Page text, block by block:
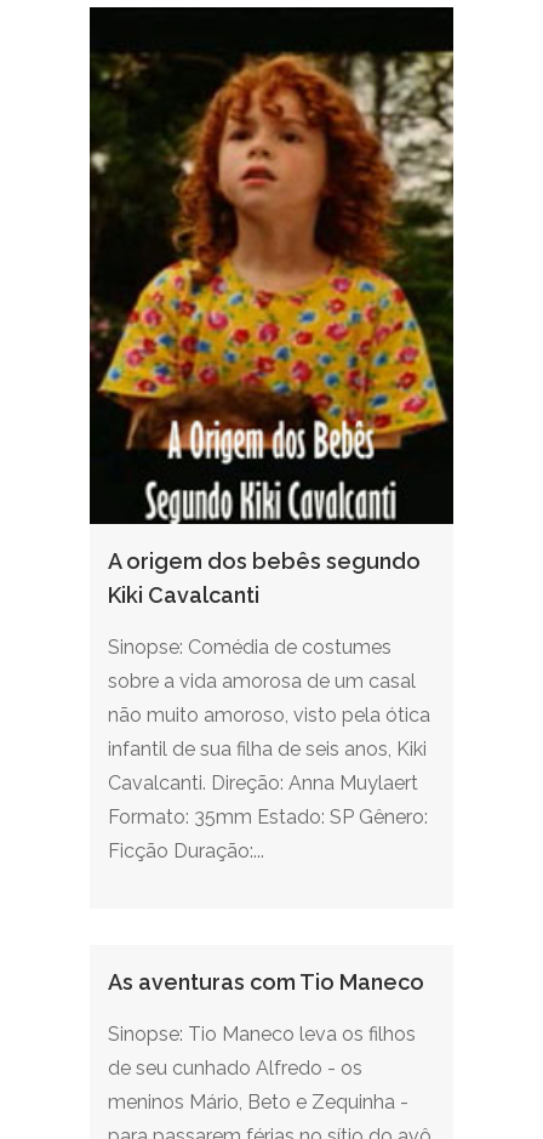
A origem dos bebês segundo
Kiki Cavalcanti
Sinopse: Comédia de costumes
sobre a vida amorosa de um casal
não muito amoroso, visto pela ótica
infantil de sua filha de seis anos, Kiki
Cavalcanti. Direção: Anna Muylaert
Formato: 35mm Estado: SP Gênero:
Ficção Duração:...
As aventuras com Tio Maneco
Sinopse: Tio Maneco leva os filhos
de seu cunhado Alfredo - os
meninos Mário, Beto e Zequinha -